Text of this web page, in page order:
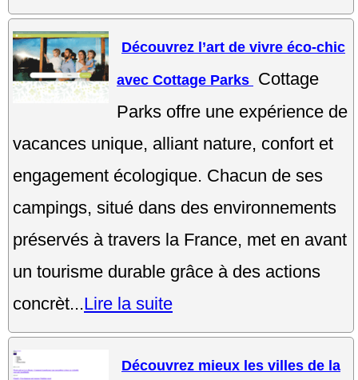
Découvrez l’art de vivre éco-chic
avec Cottage Parks Cottage
Parks offre une expérience de
vacances unique, alliant nature, confort et
engagement écologique. Chacun de ses
campings, situé dans des environnements
préservés à travers la France, met en avant
un tourisme durable grâce à des actions
concrèt...Lire la suite
Découvrez mieux les villes de la